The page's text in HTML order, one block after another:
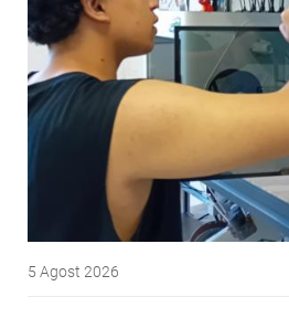
5 Agost 2026